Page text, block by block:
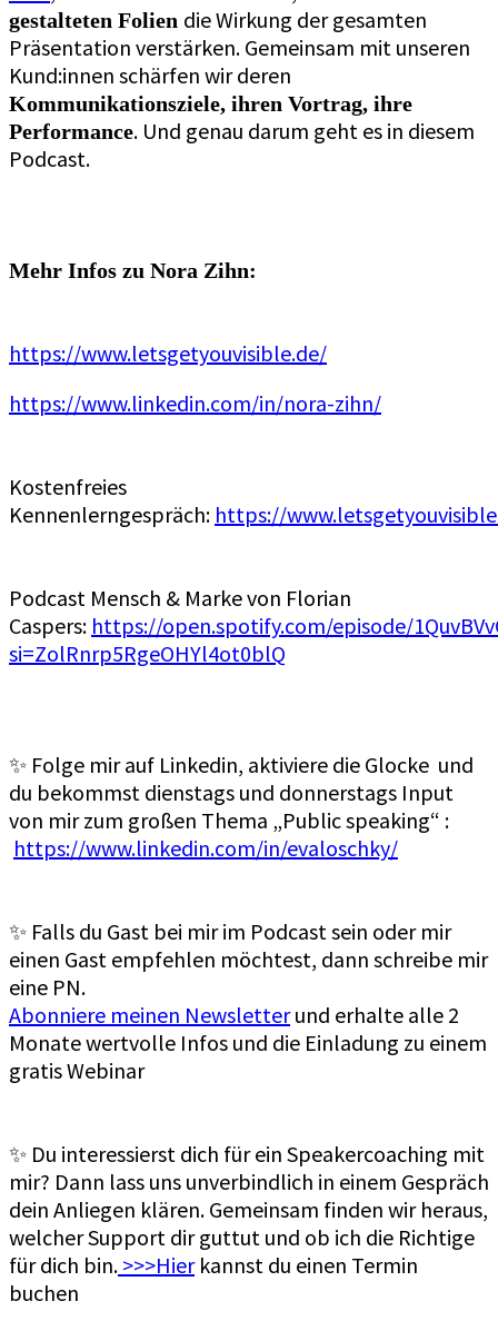
gestalteten Folien die Wirkung der gesamten
Präsentation verstärken. Gemeinsam mit unseren
Kund:innen schärfen wir deren
Kommunikationsziele, ihren Vortrag, ihre
Performance. Und genau darum geht es in diesem
Podcast.
Mehr Infos zu Nora Zihn:
https://www.letsgetyouvisible.de/
https://www.linkedin.com/in/nora-zihn/
Kostenfreies
Kennenlerngespräch: ⁠https://
Podcast Mensch & Marke von Florian
Caspers: ⁠https://open.spotify.com/episode/
si=ZolRnrp5RgeOHYl4ot0blQ⁠
✨ Folge mir auf Linkedin, aktiviere die Glocke und
du bekommst dienstags und donnerstags Input
von mir zum großen Thema „Public speaking“ :
https://www.linkedin.com/in/evaloschky/
✨ Falls du Gast bei mir im Podcast sein oder mir
einen Gast empfehlen möchtest, dann schreibe mir
eine PN.
Abonniere meinen Newsletterund erhalte alle 2
Monate wertvolle Infos und die Einladung zu einem
gratis Webinar
✨ Du interessierst dich für ein Speakercoaching mit
mir? Dann lass uns unverbindlich in einem Gespräch
dein Anliegen klären. Gemeinsam finden wir heraus,
welcher Support dir guttut und ob ich die Richtige
für dich bin. >>>Hierkannst du einen Termin
buchen